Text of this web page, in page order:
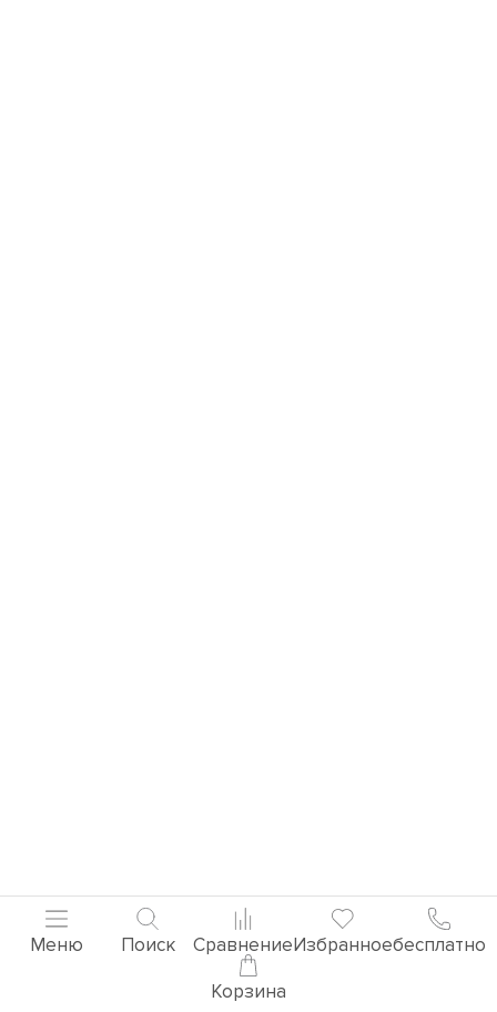
Меню Поиск СравнениеИзбранноебесплатно
Корзина